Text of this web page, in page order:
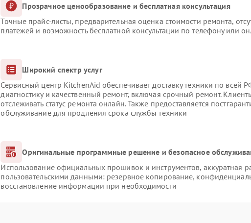
Прозрачное ценообразование и бесплатная консультация
Точные прайс-листы, предварительная оценка стоимости ремонта,
платежей и возможность бесплатной консультации по телефону или
Широкий спектр услуг
Сервисный центр KitchenAid обеспечивает доставку техники по всей
диагностику и качественный ремонт, включая срочный ремонт.
отслеживать статус ремонта онлайн. Также предоставляется
обслуживание для продления срока службы техники
Оригинальные программные решение и безопасное
Использование официальных прошивок и инструментов, аккуратная
пользовательскими данными: резервное копирование,
восстановление информации при необходимости